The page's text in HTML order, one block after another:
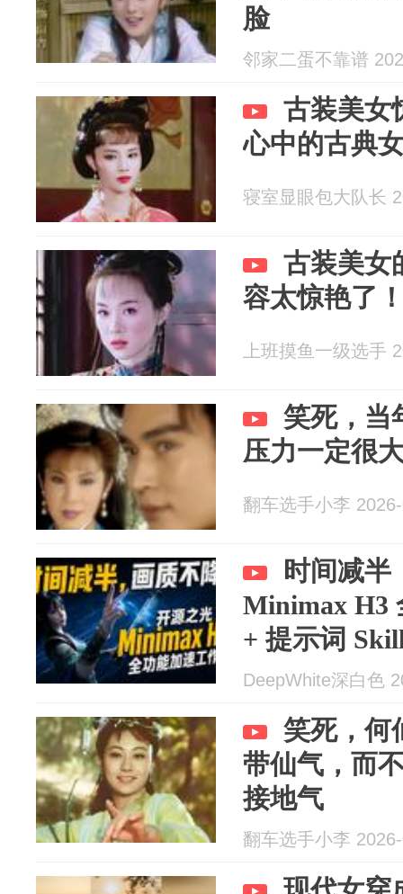
脸
邻家二蛋不靠谱
古装美女
心中的古典
寝室显眼包大队长
古装美女
容太惊艳了
上班摸鱼一级选手
笑死，当
压力一定很
翻车选手小李
时间减半
Minimax H3
+ 提示词
DeepWhite深白色
笑死，何
带仙气，而
接地气
翻车选手小李